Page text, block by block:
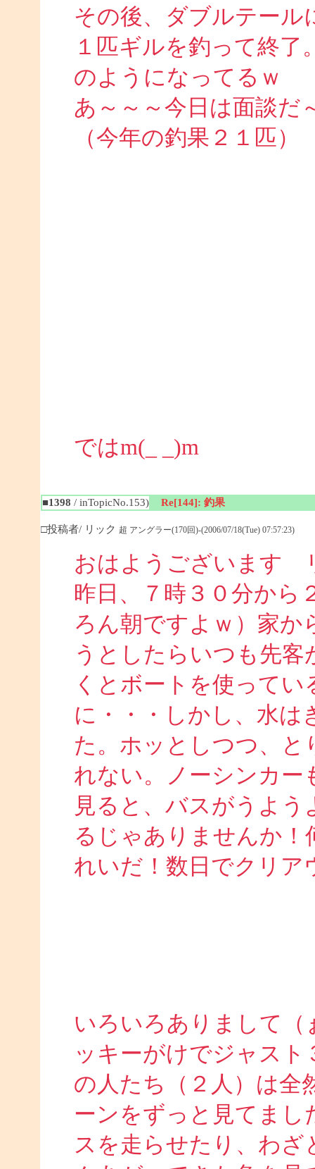
その後、ダブルテール
１匹ギルを釣って終
のようになってるｗ
あ～～～今日は面談だ
（今年の釣果２１匹）
ではm(_ _)m
■1398 / inTopicNo.153) Re[144]: 釣果
□投稿者/ リック 超 アングラー(170回)-(2006/07/18(Tue) 07:57:23)
おはようございます
昨日、７時３０分から
ろん朝ですよｗ）家か
うとしたらいつも先
くとボートを使って
に・・・しかし、水
た。ホッとしつつ、
れない。ノーシンカー
見ると、バスがうよ
るじゃありませんか！
れいだ！数日でクリア
いろいろありまして
ッキーがけでジャス
の人たち（２人）は全
ーンをずっと見てま
スを走らせたり、わ